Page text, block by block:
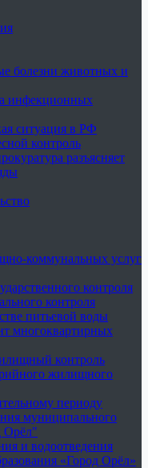
болезни животных и
инфекционных
ситуация в РФ
контроль
разъясняет
коммунальных услуг
контроля
контроля
питьевой воды
многоквартирных
контроль
жилищного
периоду
муниципального
Орёл"
и водоотведения
«Город Орёл»